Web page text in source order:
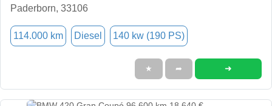
Paderborn, 33106
114.000 km Diesel 140 kw (190 PS)
★ ➦ ➜